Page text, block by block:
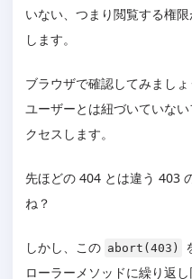
いない、つまり閲覧する権
します。
ブラウザで確認してみまし
ユーザーとは紐づいていな
クセスします。
先ほどの 404 とは違う 403
ね？
しかし、この abort(403)
ローラーメソッドに繰り返